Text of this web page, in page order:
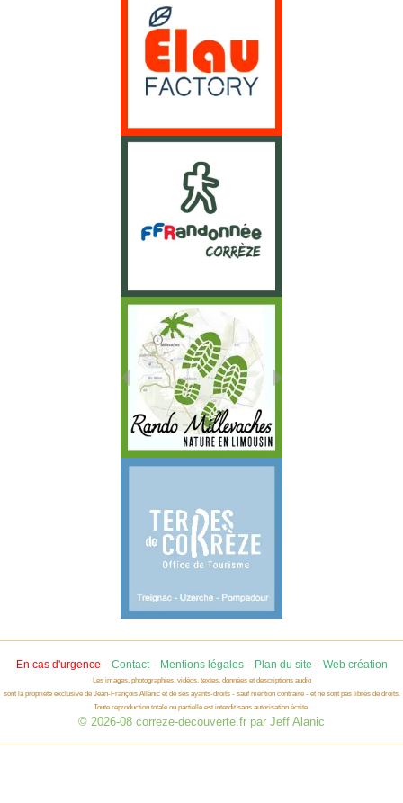
En cas d'urgence - Contact- Mentions légales- Plan du site - Web création
Les images, photographies, vidéos, textes, données et descriptions audio
sont la propriété exclusive de Jean-François Allanic et de ses ayants-droits - sauf mention contraire - et ne sont pas libres de droits.
Toute reproduction totale ou partielle est interdit sans autorisation écrite.
© 2026-08 correze-decouverte.fr par Jeff Alanic